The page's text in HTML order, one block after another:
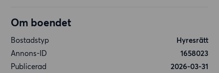
Om boendet
Bostadstyp
Hyresrätt
Annons-ID
1658023
Publicerad
2026-03-31